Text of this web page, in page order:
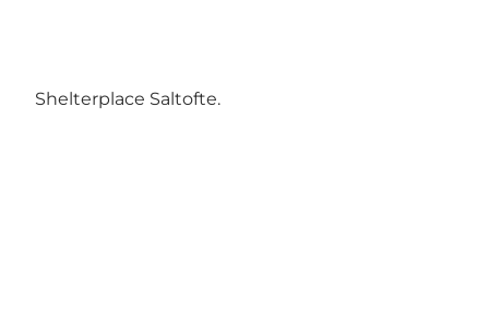
Shelterplace Saltofte.